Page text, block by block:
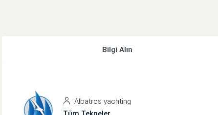
Bilgi Alın
Albatros yachting